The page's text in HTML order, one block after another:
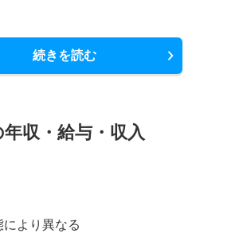
続きを読む
収・給与・収入
より異なる